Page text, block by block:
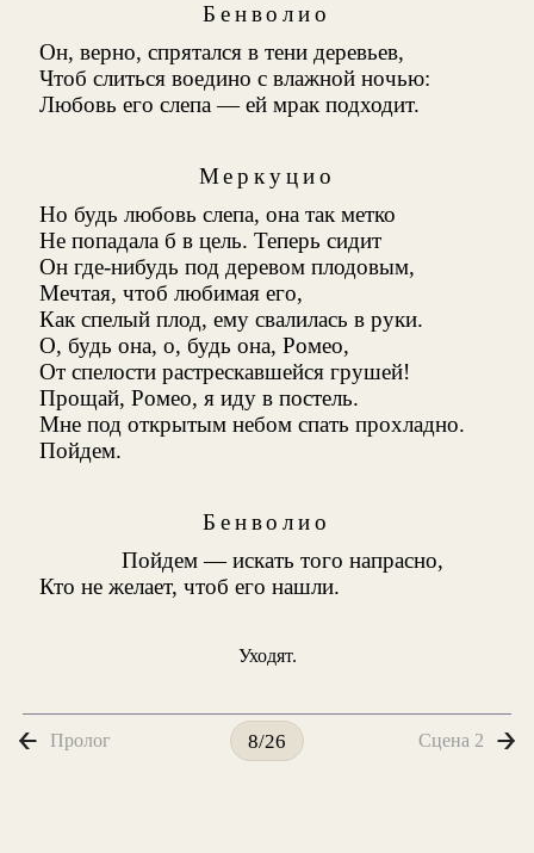
Бенволио
Он, верно, спрятался в тени деревьев,
Чтоб слиться воедино с влажной ночью:
Любовь его слепа — ей мрак подходит.
Меркуцио
Но будь любовь слепа, она так метко
Не попадала б в цель. Теперь сидит
Он где-нибудь под деревом плодовым,
Мечтая, чтоб любимая его,
Как спелый плод, ему свалилась в руки.
О, будь она, о, будь она, Ромео,
От спелости растрескавшейся грушей!
Прощай, Ромео, я иду в постель.
Мне под открытым небом спать прохладно.
Пойдем.
Бенволио
Пойдем — искать того напрасно,
Кто не желает, чтоб его нашли.
Уходят.
Пролог 8/26 Сцена 2